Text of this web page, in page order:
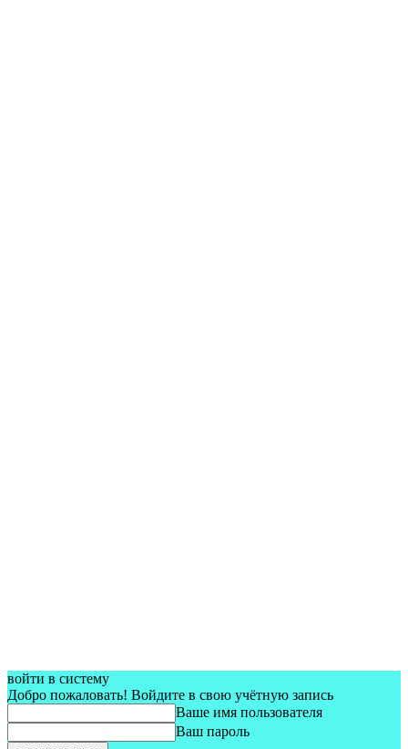
войти в систему
Добро пожаловать! Войдите в свою учётную запись
Ваше имя пользователя
Ваш пароль